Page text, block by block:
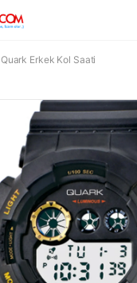
Quark Erkek Kol Saati